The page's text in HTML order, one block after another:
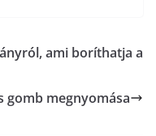
ami boríthatja a
gomb megnyomása